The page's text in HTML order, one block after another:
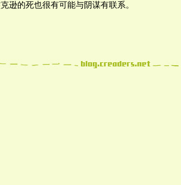
逊的死也很有可能与阴谋有联系。